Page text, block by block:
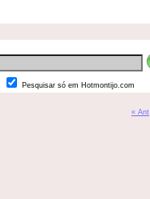
Pesquisar só em Hotmontijo.com
« Ant